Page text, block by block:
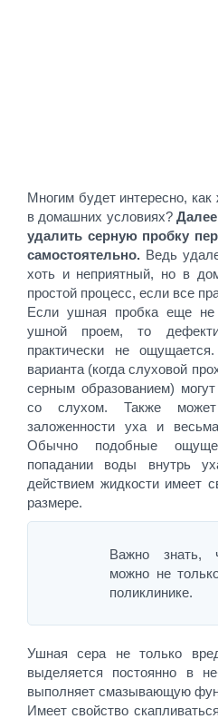
Многим будет интересно,
в домашних условиях?
удалить серную пробку
самостоятельно. Ведь
хоть и неприятный, но в
простой процесс, если все
Если ушная пробка еще не
ушной проем, то
практически не
варианта (когда слуховой
серным образованием)
со слухом. Также
заложенности уха и
Обычно подобные
попадании воды внутрь
действием жидкости имеет
размере.
Важно знать,
можно не
поликлинике.
Ушная сера не только
выделяется постоянно в
выполняет смазывающую
Имеет свойство